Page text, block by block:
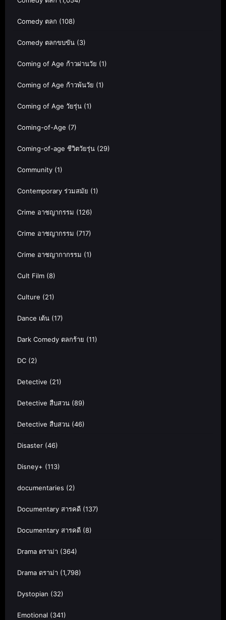
Comedy ตลก (108)
Comedy ตลกขบขัน (3)
Coming of Age ก้าวผ่านวัย (1)
Coming of Age ก้าวพ้นวัย (1)
Coming of Age วัยรุ่น (1)
Coming-of-Age (7)
Coming-of-age ชีวิตวัยรุ่น (29)
Community (1)
Contemporary ร่วมสมัย (1)
Crime อาชญากรรม (126)
Crime อาชญากรรม (717)
Crime อาชญากากรรม (1)
Cult Film (8)
Culture (21)
Dance เต้น (17)
Dark Comedy ตลกร้าย (11)
DC (2)
Detective (21)
Detective สืบสวน (89)
Detective สืบสวน (46)
Disaster (46)
Disney+ (113)
documentaries (2)
Documentary สารคดี (137)
Documentary สารคดี (8)
Drama ดราม่า (364)
Drama ดราม่า (1,798)
Dystopian (32)
Emotional (341)